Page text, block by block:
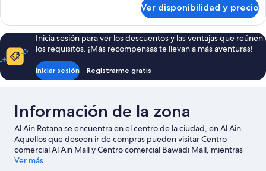
la
piscina
(New
Wing)
1
cama
King
size,
balcón,
vista
piscina
(New
Wing)
Ver disponibilidad y precio
Inicia sesión para ver los descuentos y las ventajas que reúnen
los requisitos. ¡Más recompensas te llevan a más aventuras!
Iniciar sesión Registrarme gratis
Información de la zona
Al Ain Rotana se encuentra en el centro de la ciudad, en Al Ain.
Aquellos que deseen ir de compras pueden visitar Centro
comercial Al Ain Mall y Centro comercial Bawadi Mall, mientras
que quienes quieran conocer los puntos de interés más famosos
Ver más